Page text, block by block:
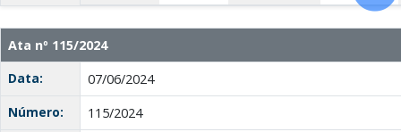
Ata nº 115/2024
Data:
07/06/2024
Número:
115/2024